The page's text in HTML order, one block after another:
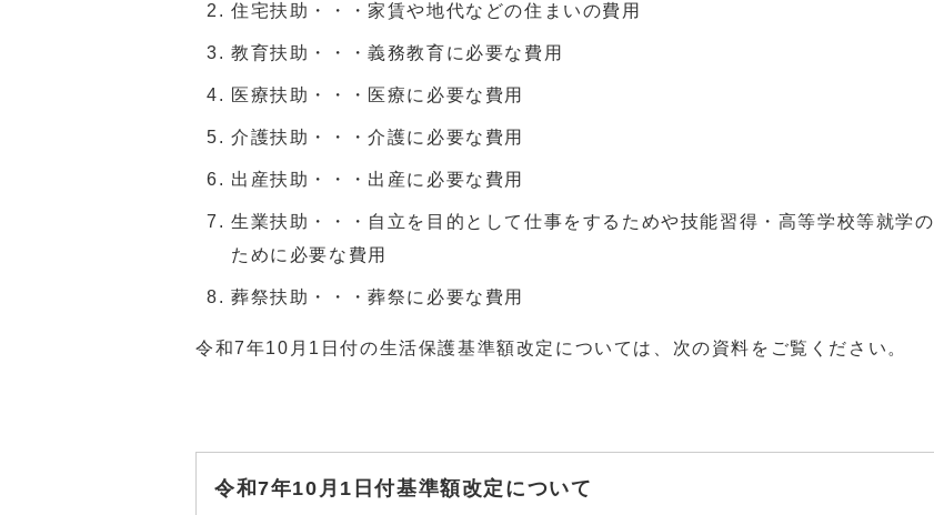
住宅扶助・・・家賃や地代などの住まいの費用
教育扶助・・・義務教育に必要な費用
医療扶助・・・医療に必要な費用
介護扶助・・・介護に必要な費用
出産扶助・・・出産に必要な費用
生業扶助・・・自立を目的として仕事をするためや技能習得・高等学校等就学の
ために必要な費用
葬祭扶助・・・葬祭に必要な費用
令和7年10月1日付の生活保護基準額改定については、次の資料をご覧ください。
令和7年10月1日付基準額改定について